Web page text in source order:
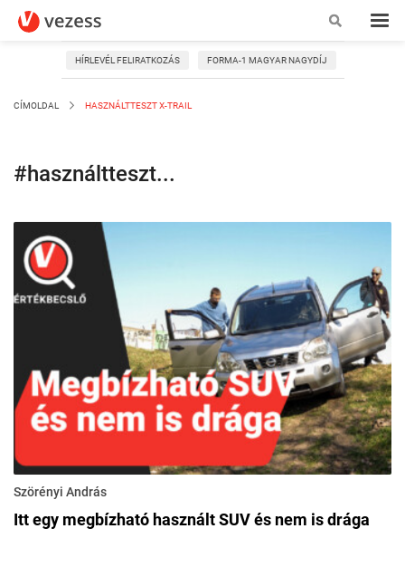
HÍRLEVÉL FELIRATKOZÁS FORMA-1 MAGYAR NAGYDÍJ
CÍMOLDAL HASZNÁLTTESZT X-TRAIL
#használtteszt...
Szörényi András
Itt egy megbízható használt SUV és nem is drága